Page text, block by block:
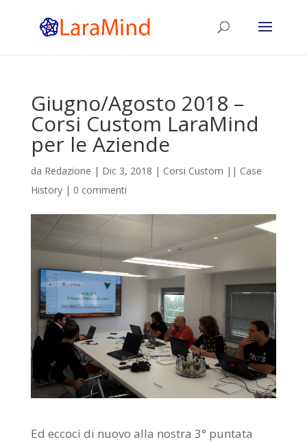
Giugno/Agosto 2018 –
Corsi Custom LaraMind
per le Aziende
da Redazione | Dic 3, 2018 | Corsi Custom || Case
History| 0 commenti
Ed eccoci di nuovo alla nostra 3° puntata